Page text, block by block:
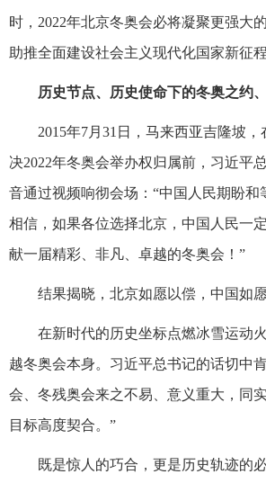
时，2022年北京冬奥会必将凝聚更强大
助推全面建设社会主义现代化国家新征程
历史节点、历史使命下的冬奥之约
2015年7月31日，马来西亚吉隆坡
决2022年冬奥会举办权归属前，习近平
音通过视频响彻会场：“中国人民期盼和
相信，如果各位选择北京，中国人民一
献一届精彩、非凡、卓越的冬奥会！”
结果揭晓，北京如愿以偿，中国如愿
在新时代的历史坐标点燃冰雪运动
越冬奥会本身。习近平总书记的话切中
会、冬残奥会来之不易、意义重大，同
目标高度契合。”
既是惊人的巧合，更是历史轨迹的